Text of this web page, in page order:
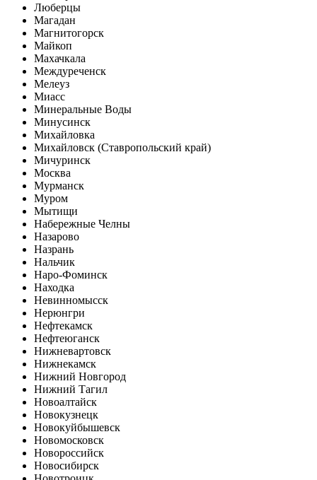
Люберцы
Магадан
Магнитогорск
Майкоп
Махачкала
Междуреченск
Мелеуз
Миасс
Минеральные Воды
Минусинск
Михайловка
Михайловск (Ставропольский край)
Мичуринск
Москва
Мурманск
Муром
Мытищи
Набережные Челны
Назарово
Назрань
Нальчик
Наро-Фоминск
Находка
Невинномысск
Нерюнгри
Нефтекамск
Нефтеюганск
Нижневартовск
Нижнекамск
Нижний Новгород
Нижний Тагил
Новоалтайск
Новокузнецк
Новокуйбышевск
Новомосковск
Новороссийск
Новосибирск